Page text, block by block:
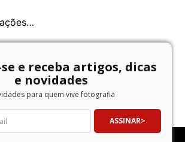
e receba artigos, dicas
e novidades
para quem vive fotografia
ASSINAR